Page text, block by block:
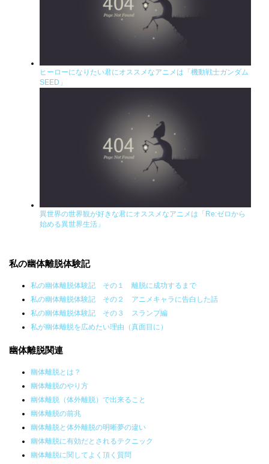
ヒーローになりたい君にオススメなアニメは「機動戦士ガンダム
SEED」
異世界の世界観が好きな君にオススメなアニメは「Re:ゼロから
始める異世界生活」
私の幽体離脱体験記
私の幽体離脱体験記 その１ 離脱に成功するまで
私の幽体離脱体験記 その２ アニメキャラに告白した話
私の幽体離脱体験記 その３ スランプ編
私が幽体離脱を広めたい理由（真面目に）
幽体離脱関連
幽体離脱とは？
幽体離脱のやり方
幽体離脱（体外離脱）で出来ること
幽体離脱の前兆
幽体離脱と体外離脱の明晰夢の違い
幽体離脱に有効だとされるテクニック
幽体離脱に関してよく頂く質問